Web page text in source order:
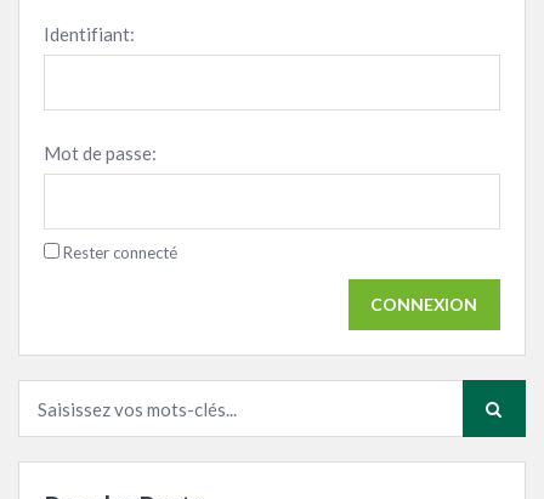
Identifiant:
Mot de passe:
Rester connecté
CONNEXION